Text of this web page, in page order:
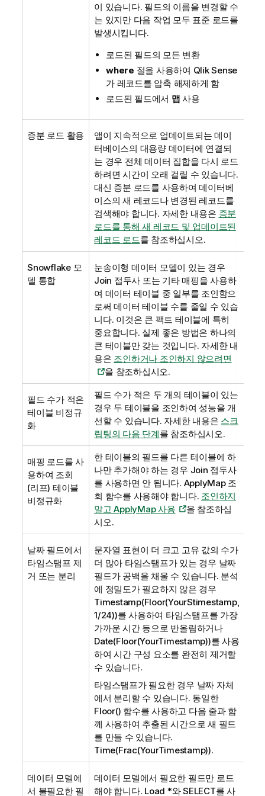
이 있습니다. 필드의 이름을 변경할 수
는 있지만 다음 작업 모두 표준 로드를
발생시킵니다.
로드된 필드의 모든 변환
where 절을 사용하여 Qlik Sense
가 레코드를 압축 해제하게 함
로드된 필드에서 맵 사용
증분 로드 활용
앱이 지속적으로 업데이트되는 데이
터베이스의 대용량 데이터에 연결되
는 경우 전체 데이터 집합을 다시 로드
하려면 시간이 오래 걸릴 수 있습니다.
대신 증분 로드를 사용하여 데이터베
이스의 새 레코드나 변경된 레코드를
검색해야 합니다. 자세한 내용은 증분
로드를 통해 새 레코드 및 업데이트된
레코드 로드를 참조하십시오.
Snowflake 모
델 통합
눈송이형 데이터 모델이 있는 경우
Join 접두사 또는 기타 매핑을 사용하
여 데이터 테이블 중 일부를 조인함으
로써 데이터 테이블 수를 줄일 수 있습
니다. 이것은 큰 팩트 테이블에 특히
중요합니다. 실제 좋은 방법은 하나의
큰 테이블만 갖는 것입니다. 자세한 내
용은 조인하거나 조인하지 않으려면
을 참조하십시오.
필드 수가 적은
테이블 비정규
화
필드 수가 적은 두 개의 테이블이 있는
경우 두 테이블을 조인하여 성능을 개
선할 수 있습니다. 자세한 내용은 스크
립팅의 다음 단계를 참조하십시오.
매핑 로드를 사
용하여 조회
(리프) 테이블
비정규화
한 테이블의 필드를 다른 테이블에 하
나만 추가해야 하는 경우 Join 접두사
를 사용하면 안 됩니다. ApplyMap조
회 함수를 사용해야 합니다. 조인하지
말고 ApplyMap 사용
을 참조하십
시오.
날짜 필드에서
타임스탬프 제
거 또는 분리
문자열 표현이 더 크고 고유 값의 수가
더 많아 타임스탬프가 있는 경우 날짜
필드가 공백을 채울 수 있습니다. 분석
에 정밀도가 필요하지 않은 경우
Timestamp(Floor(YourStimestamp,
1/24))를 사용하여 타임스탬프를 가장
가까운 시간 등으로 반올림하거나
Date(Floor(YourTimestamp))를 사용
하여 시간 구성 요소를 완전히 제거할
수 있습니다.
타임스탬프가 필요한 경우 날짜 자체
에서 분리할 수 있습니다. 동일한
Floor() 함수를 사용하고 다음 줄과 함
께 사용하여 추출된 시간으로 새 필드
를 만들 수 있습니다.
Time(Frac(YourTimestamp)).
데이터 모델에
서 불필요한 필
데이터 모델에서 필요한 필드만 로드
해야 합니다. Load *와SELECT를 사